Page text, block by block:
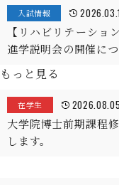
入試情報
【リハビリテーショ
進学説明会の開催に
もっと見る
在学生 2026.08.05
大学院博士前期課程
します。